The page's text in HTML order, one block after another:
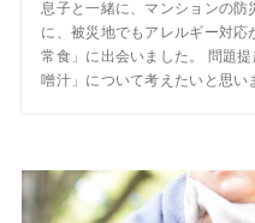
息子と一緒に、マンションの
に、被災地でもアレルギー対
常食」に出会いました。 問題
噌汁」について考えたいと思い